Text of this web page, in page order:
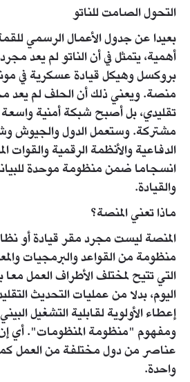
التحول الصامت للناتو
بعيدا عن جدول الأعمال الرسمي
أهمية، يتمثل في أن الناتو لم يعد
بروكسل وهيكل قيادة عسكرية في
منصة. ويعني ذلك أن الحلف لم يعد
تقليدي، بل أصبح شبكة أمنية
مشتركة. وستعمل الدول والجيوش
الدفاعية والأنظمة الرقمية والقوات
انسجاما ضمن منظومة موحدة
والقيادة.
ماذا تعني المنصة؟
المنصة ليست مجرد مقر قيادة أو
منظومة من القواعد والبرمجيات
التي تتيح لمختلف الأطراف العمل
اليوم، بدلا من عمليات التحديث
إعطاء الأولوية لقابلية التشغيل
ومفهوم "منظومة المنظومات". أي
عناصر من دول مختلفة من العمل
واحدة.